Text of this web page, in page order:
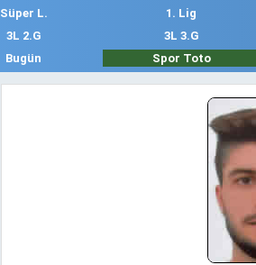
Süper L. 1. Lig
3L 2.G
3L 3.G
Bugün
Spor Toto